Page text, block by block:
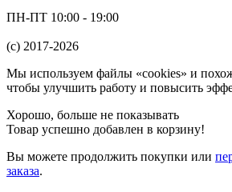
ПН-ПТ 10:00 - 19:00
(c) 2017-2026
Мы используем файлы «cookies» и
чтобы улучшить работу и повысить
Хорошо, больше не показывать
Товар успешно добавлен в корзину!
Вы можете продолжить покупки или
заказа.